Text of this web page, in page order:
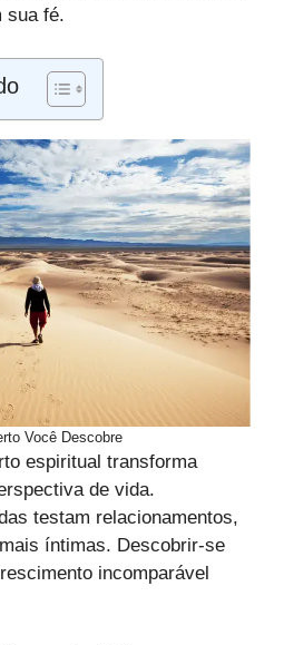
sua fé.
Você Descobre
espiritual transforma
de vida.
testam relacionamentos,
íntimas. Descobrir-se
incomparável